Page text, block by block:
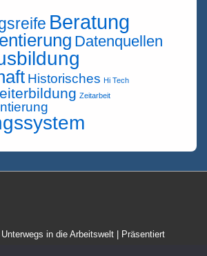
Beratung
Datenquellen
Historisches Hi Tech
Zeitarbeit
Unterwegs in die Arbeitswelt
| Präsentiert